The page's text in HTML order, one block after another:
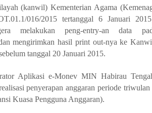
(kanwil) Kementerian Agama
016/2015 tertanggal 6 Januari
melakukan peng-entry-an data
mengirimkan hasil print out-nya ke
tanggal 20 Januari 2015.
Aplikasi e-Monev MIN Habirau
penyerapan anggaran periode
Kuasa Pengguna Anggaran).